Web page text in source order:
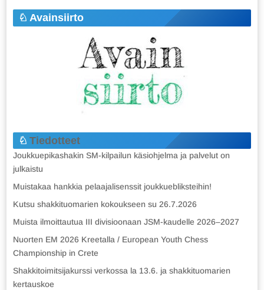
Avainsiirto
Tiedotteet
Joukkuepikashakin SM-kilpailun käsiohjelma ja palvelut on
julkaistu
Muistakaa hankkia pelaajalisenssit joukkuebliksteihin!
Kutsu shakkituomarien kokoukseen su 26.7.2026
Muista ilmoittautua III divisioonaan JSM-kaudelle 2026–2027
Nuorten EM 2026 Kreetalla / European Youth Chess
Championship in Crete
Shakkitoimitsijakurssi verkossa la 13.6. ja shakkituomarien
kertauskoe